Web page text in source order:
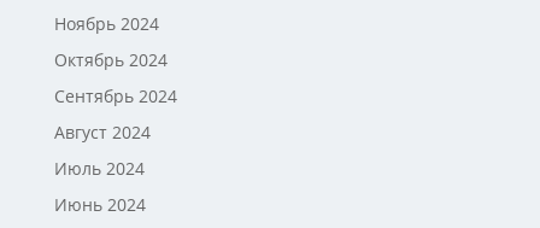
Ноябрь 2024
Октябрь 2024
Сентябрь 2024
Август 2024
Июль 2024
Июнь 2024